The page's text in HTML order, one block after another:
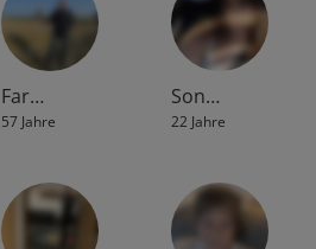
Far…
57 Jahre
Son…
22 Jahre